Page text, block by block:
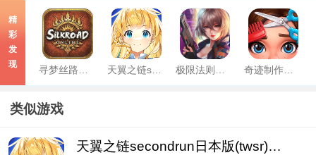
精
彩
发
现
天翼之链secondrun日本版(twsr)最新版
类似游戏
天翼之链secondrun日本版(twsr)最新版